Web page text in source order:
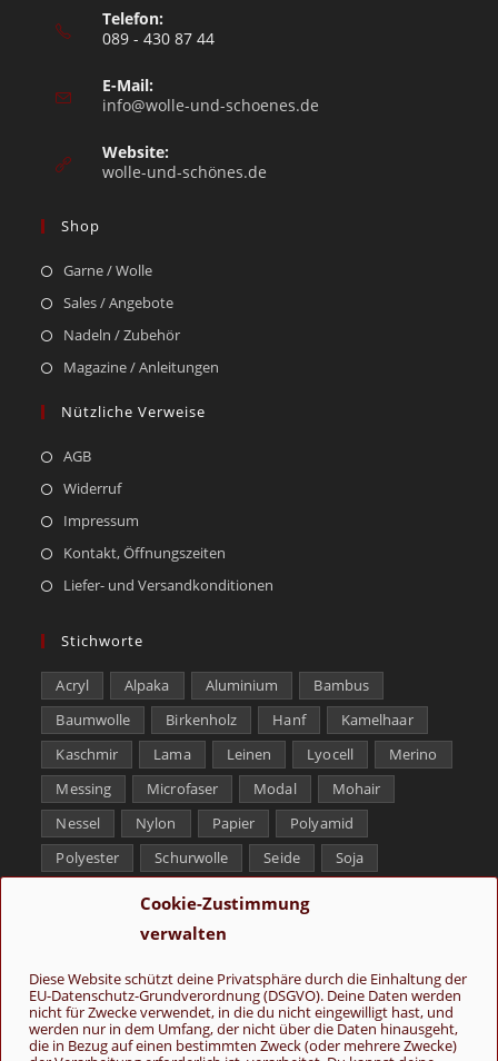
Cookie-Zustimmung
verwalten
Diese Website schützt deine Privatsphäre durch die Einhaltung der
EU-Datenschutz-Grundverordnung (DSGVO). Deine Daten werden
nicht für Zwecke verwendet, in die du nicht eingewilligt hast, und
werden nur in dem Umfang, der nicht über die Daten hinausgeht,
die in Bezug auf einen bestimmten Zweck (oder mehrere Zwecke)
Telefon:
089 - 430 87 44
E-Mail:
info@wolle-und-schoenes.de
Website:
wolle-und-schönes.de
Shop
Garne / Wolle
Sales / Angebote
Nadeln / Zubehör
Magazine / Anleitungen
Nützliche Verweise
AGB
Widerruf
Impressum
Kontakt, Öffnungszeiten
Liefer- und Versandkonditionen
Stichworte
Acryl Alpaka Aluminium
Bambus
Baumwolle
Birkenholz Hanf
Kamelhaar
Kaschmir
Lama Leinen Lyocell
Merino
Messing
Microfaser Modal
Mohair
Nessel
Nylon Papier
Polyamid
Polyester
Schurwolle Seide
Soja
Tencel
Yak
Folge uns